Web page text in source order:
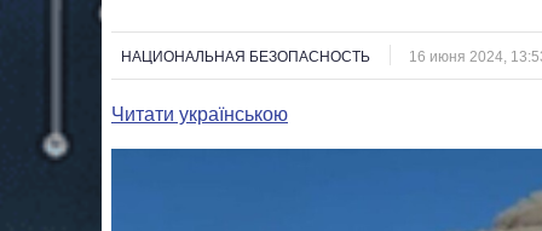
НАЦИОНАЛЬНАЯ БЕЗОПАСНОСТЬ 16 июня 2024,
Читати українською